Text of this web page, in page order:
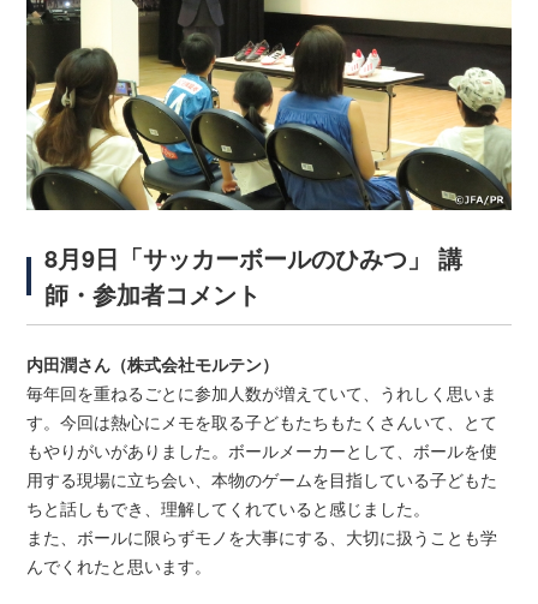
8月9日「サッカーボールのひみつ」 講
師・参加者コメント
内田潤さん（株式会社モルテン）
毎年回を重ねるごとに参加人数が増えていて、うれしく思いま
す。今回は熱心にメモを取る子どもたちもたくさんいて、とて
もやりがいがありました。ボールメーカーとして、ボールを使
用する現場に立ち会い、本物のゲームを目指している子どもた
ちと話しもでき、理解してくれていると感じました。
また、ボールに限らずモノを大事にする、大切に扱うことも学
んでくれたと思います。